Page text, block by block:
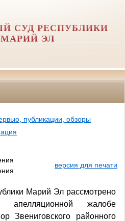
СУД РЕСПУБЛИКИ
МАРИЙ ЭЛ
публикации, обзоры
версия для печати
Марий Эл рассмотрено
жалобе
Звениговского районного